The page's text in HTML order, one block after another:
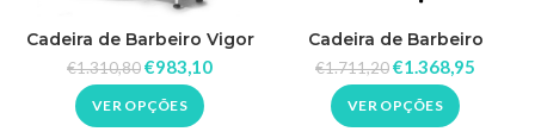
Cadeira de Barbeiro Vigor
€1.310,80€983,10
VER OPÇÕES
Cadeira de Barbeiro
Clássico
€1.711,20€1.368,95
VER OPÇÕES